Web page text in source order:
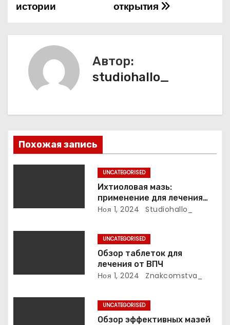
ц
з
а
и
с
м
открытия
истории
Автор:
studiohallo_
Похожая запись
UNCATEGORISED
Ихтиоловая мазь:
применение для лечения
фурункулов
Ноя 1, 2024 Studiohallo_
UNCATEGORISED
Обзор таблеток для
лечения от ВПЧ
Ноя 1, 2024 Znakcomstva_
UNCATEGORISED
Обзор эффективных мазей